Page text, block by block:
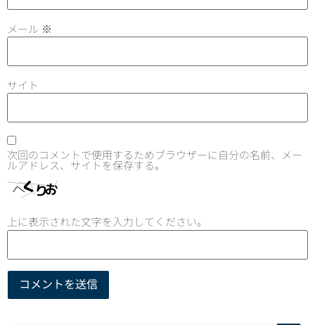
メール ※
サイト
次回のコメントで使用するためブラウザーに自分の名前、メー
ルアドレス、サイトを保存する。
上に表示された文字を入力してください。